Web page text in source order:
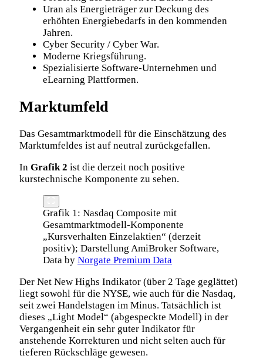
Uran als Energieträger zur Deckung des
erhöhten Energiebedarfs in den kommenden
Jahren.
Cyber Security / Cyber War.
Moderne Kriegsführung.
Spezialisierte Software-Unternehmen und
eLearning Plattformen.
Marktumfeld
Das Gesamtmarktmodell für die Einschätzung des
Marktumfeldes ist auf neutral zurückgefallen.
In Grafik 2 ist die derzeit noch positive
kurstechnische Komponente zu sehen.
Grafik 1: Nasdaq Composite mit
Gesamtmarktmodell-Komponente
„Kursverhalten Einzelaktien“ (derzeit
positiv); Darstellung AmiBroker Software,
Data by Norgate Premium Data
Der Net New Highs Indikator (über 2 Tage geglättet)
liegt sowohl für die NYSE, wie auch für die Nasdaq,
seit zwei Handelstagen im Minus. Tatsächlich ist
dieses „Light Model“ (abgespeckte Modell) in der
Vergangenheit ein sehr guter Indikator für
anstehende Korrekturen und nicht selten auch für
tieferen Rückschläge gewesen.